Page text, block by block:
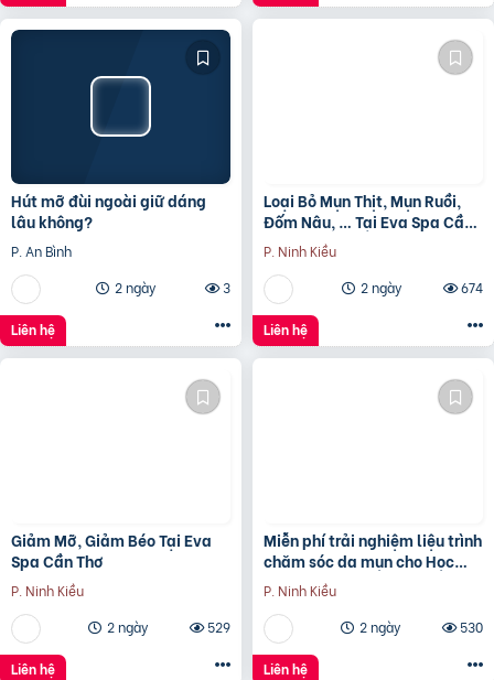
Hút mỡ đùi ngoài giữ dáng
lâu không?
P. An Bình
2 ngày
3
Liên hệ
Loại Bỏ Mụn Thịt, Mụn Ruồi,
Đốm Nâu, … Tại Eva Spa Cần
Thơ
P. Ninh Kiều
2 ngày
674
Liên hệ
Giảm Mỡ, Giảm Béo Tại Eva
Spa Cần Thơ
P. Ninh Kiều
2 ngày
529
Liên hệ
Miễn phí trải nghiệm liệu trình
chăm sóc da mụn cho Học
sinh – Sinh viên
P. Ninh Kiều
2 ngày
530
Liên hệ